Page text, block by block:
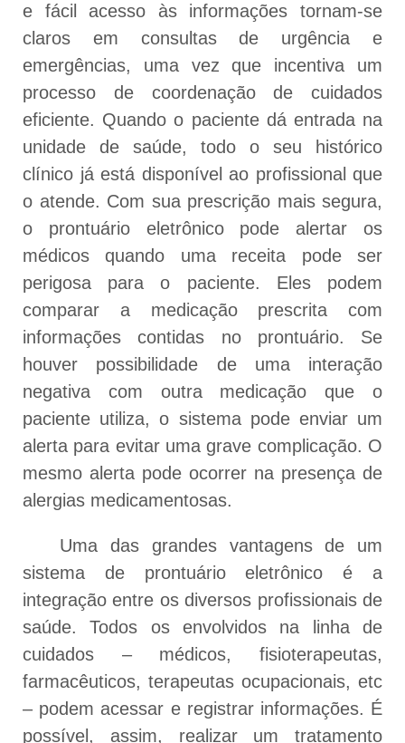
e fácil acesso às informações tornam-se
claros em consultas de urgência e
emergências, uma vez que incentiva um
processo de coordenação de cuidados
eficiente. Quando o paciente dá entrada na
unidade de saúde, todo o seu histórico
clínico já está disponível ao profissional que
o atende. Com sua prescrição mais segura,
o prontuário eletrônico pode alertar os
médicos quando uma receita pode ser
perigosa para o paciente. Eles podem
comparar a medicação prescrita com
informações contidas no prontuário. Se
houver possibilidade de uma interação
negativa com outra medicação que o
paciente utiliza, o sistema pode enviar um
alerta para evitar uma grave complicação. O
mesmo alerta pode ocorrer na presença de
alergias medicamentosas.
Uma das grandes vantagens de um
sistema de prontuário eletrônico é a
integração entre os diversos profissionais de
saúde. Todos os envolvidos na linha de
cuidados – médicos, fisioterapeutas,
farmacêuticos, terapeutas ocupacionais, etc
– podem acessar e registrar informações. É
possível, assim, realizar um tratamento